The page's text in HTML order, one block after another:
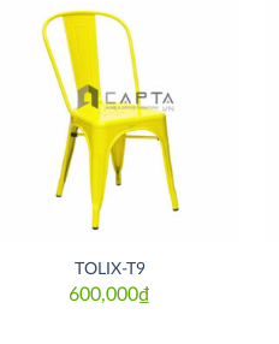
TOLIX-T9
600,000₫